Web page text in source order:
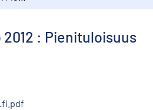
: Pienituloisuus